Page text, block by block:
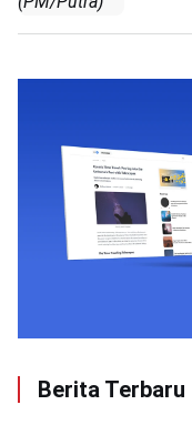
Berita Terbaru